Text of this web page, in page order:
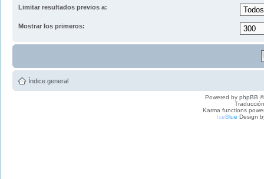
Limitar resultados previos a:
Mostrar los primeros:
Índice general
Powered by phpBB
Karma functions
IceBlue Design